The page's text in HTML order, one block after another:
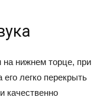
нижнем торце, при
легко перекрыть
качественно